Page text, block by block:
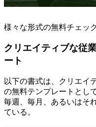
様々な形式の無料チェッ
クリエイティブな従
ート
以下の書式は、クリエイ
の無料テンプレートとし
毎週、毎月、あるいはそ
ている。